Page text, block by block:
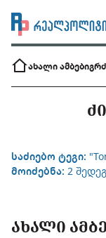
ახალი ამბები
საძიებო ტეგი:
მოიძებნა: 2
ᲐᲮᲐᲚᲘ